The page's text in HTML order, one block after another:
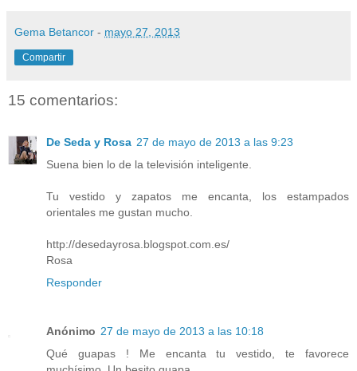
Gema Betancor - mayo 27, 2013
Compartir
15 comentarios:
De Seda y Rosa 27 de mayo de 2013 a las 9:23
Suena bien lo de la televisión inteligente.
Tu vestido y zapatos me encanta, los estampados
orientales me gustan mucho.
http://desedayrosa.blogspot.com.es/
Rosa
Responder
Anónimo 27 de mayo de 2013 a las 10:18
Qué guapas ! Me encanta tu vestido, te favorece